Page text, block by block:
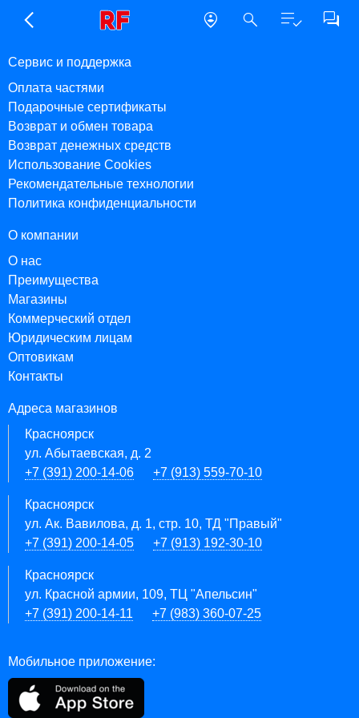
Сервис и поддержка
Оплата частями
Подарочные сертификаты
Возврат и обмен товара
Возврат денежных средств
Использование Cookies
Рекомендательные технологии
Политика конфиденциальности
О компании
О нас
Преимущества
Магазины
Коммерческий отдел
Юридическим лицам
Оптовикам
Контакты
Адреса магазинов
Красноярск
ул. Абытаевская, д. 2
+7 (391) 200-14-06
+7 (913) 559-70-10
Красноярск
ул. Ак. Вавилова, д. 1, стр. 10, ТД "Правый"
+7 (391) 200-14-05
+7 (913) 192-30-10
Красноярск
ул. Красной армии, 109, ТЦ "Апельсин"
+7 (391) 200-14-11
+7 (983) 360-07-25
Мобильное приложение: